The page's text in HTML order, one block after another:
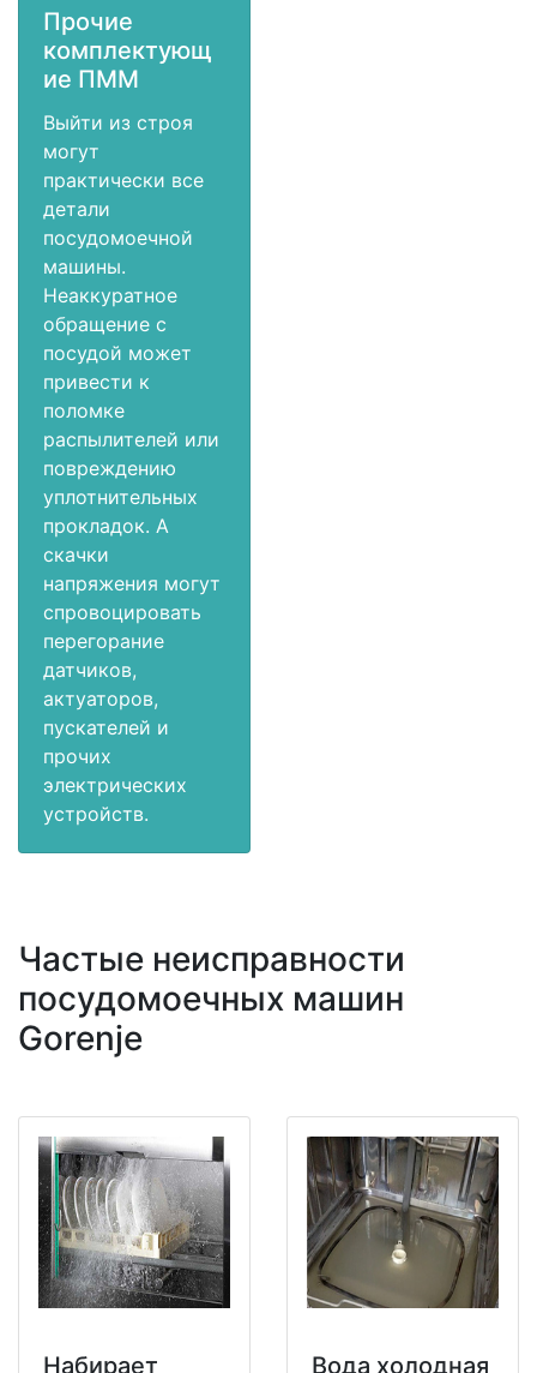
Прочие
комплектующ
ие ПММ
Выйти из строя
могут
практически все
детали
посудомоечной
машины.
Неаккуратное
обращение с
посудой может
привести к
поломке
распылителей или
повреждению
уплотнительных
прокладок. А
скачки
напряжения могут
спровоцировать
перегорание
датчиков,
актуаторов,
пускателей и
прочих
электрических
устройств.
Частые неисправности
посудомоечных машин
Gorenje
Набирает
Вода холодная